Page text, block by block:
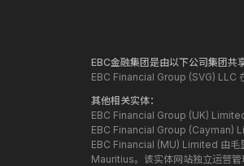
EBC金融集团是由以下公司集团共
EBC Financial Group (SVG) LLC
其他相关实体：
EBC Financial Group (UK)
EBC Financial Group (Cayman)
EBC Financial (MU) Limited 由
Mauritius。该实体网站独立运营管